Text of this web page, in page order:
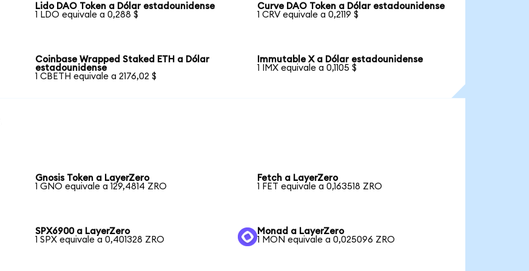
Lido DAO Token a Dólar estadounidense
1 LDO equivale a 0,288 $
Curve DAO Token a Dólar estadounidense
1 CRV equivale a 0,2119 $
Coinbase Wrapped Staked ETH a Dólar
estadounidense
1 CBETH equivale a 2176,02 $
Immutable X a Dólar estadounidense
1 IMX equivale a 0,1105 $
Gnosis Token a LayerZero
1 GNO equivale a 129,4814 ZRO
Fetch a LayerZero
1 FET equivale a 0,163518 ZRO
SPX6900 a LayerZero
1 SPX equivale a 0,401328 ZRO
Monad a LayerZero
1 MON equivale a 0,025096 ZRO